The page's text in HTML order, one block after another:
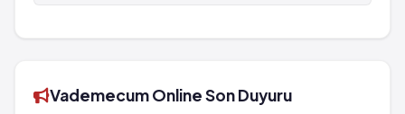
Çözücü 500 mg/250 mg 1 flakonluk ambalaj'in
Vademecum Online Son Duyuru